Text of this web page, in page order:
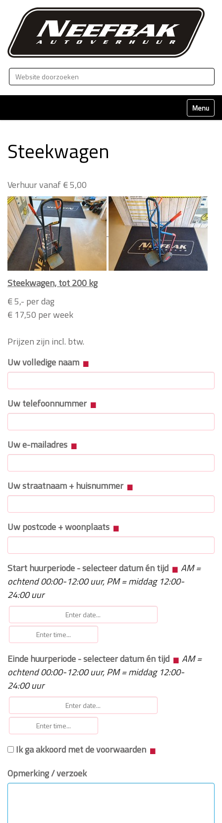
Zoek
Klap
Steekwagen
Verhuur vanaf € 5,00
Steekwagen, tot 200 kg
€ 5,- per dag
€ 17,50 per week
Prijzen zijn incl. btw.
Uw volledige naam
Uw telefoonnummer
Uw e-mailadres
Uw straatnaam + huisnummer
Uw postcode + woonplaats
Start huurperiode - selecteer datum én tijd
AM =
ochtend 00:00-12:00 uur, PM = middag 12:00-
24:00 uur
Einde huurperiode - selecteer datum én tijd
AM =
ochtend 00:00-12:00 uur, PM = middag 12:00-
24:00 uur
Ik ga akkoord met de voorwaarden
Opmerking / verzoek